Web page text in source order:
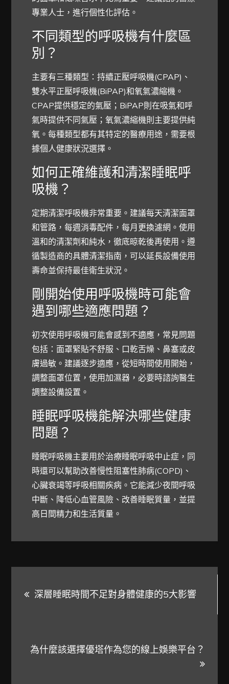
專業人士，進行個性化評估。
不同類型的呼吸機有什麼區
別？
主要有三種類型：持續正壓呼吸機(CPAP)、
雙水平正壓呼吸機(BiPAP)和氧氣濃縮機。
CPAP提供穩定的氣壓；BiPAP則在吸氣和呼
氣時提供不同氣壓；氧氣濃縮機則主要提供純
氧。每種類型都有其特定的醫療用途，需要根
據個人健康狀況選擇。
如何正確維護和清潔睡眠呼
吸機？
定期清潔呼吸機非常重要。建議每天清潔面罩
和管路，每週消毒配件，每月更換濾網。使用
溫和的清潔劑和純水，徹底晾乾後再使用。遵
循製造商的具體清潔指南，可以延長設備使用
壽命並保持最佳衛生狀況。
剛開始使用呼吸機時可能會
遇到哪些適應問題？
初次使用呼吸機可能會感到不適應，常見問題
包括：面罩緊貼不舒服、口乾舌燥、鼻塞或皮
膚過敏。建議逐步適應，從短時間使用開始，
調整面罩位置，使用加濕器，必要時諮詢醫生
調整設備設置。
睡眠呼吸機能解決哪些健康
問題？
睡眠呼吸機主要用於治療睡眠呼吸中止症，同
時還可以幫助改善慢性阻塞性肺病(COPD)、
心臟衰竭等呼吸相關疾病。它能減少夜間呼吸
中斷、降低心血管風險、改善睡眠質量，並提
高日間精力和生活質量。
深層睡眠時間不足對身體健康的5大影響
為什麼該選擇優塔作為您的線上娛樂平台？